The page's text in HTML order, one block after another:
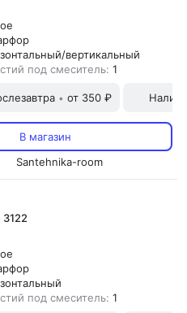
вертикальный
под смеситель: 1
• от 350 ₽
В магазин
Santehnika-room
3122
под смеситель: 1